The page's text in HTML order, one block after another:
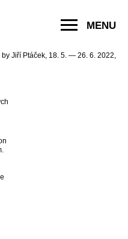
MENU
Jiří Ptáček, 18. 5. — 26. 6. 2022,